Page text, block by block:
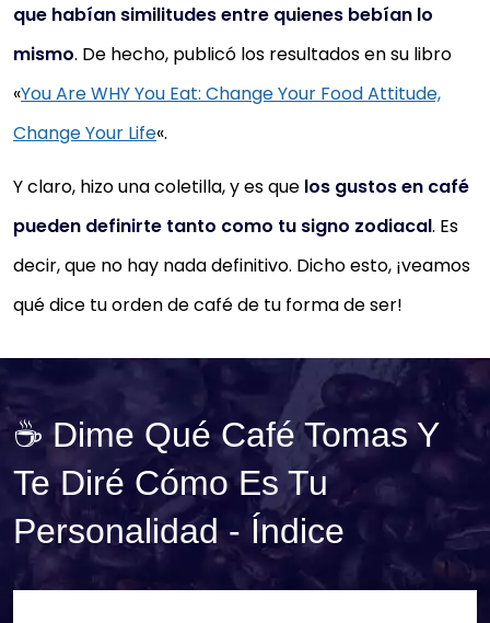
que habían similitudes entre quienes bebían lo
mismo. De hecho, publicó los resultados en su libro
«You Are WHY You Eat: Change Your Food Attitude,
Change Your Life«.
Y claro, hizo una coletilla, y es que los gustos en café
pueden definirte tanto como tu signo zodiacal. Es
decir, que no hay nada definitivo. Dicho esto, ¡veamos
qué dice tu orden de café de tu forma de ser!
☕ Dime Qué Café Tomas Y
Te Diré Cómo Es Tu
Personalidad - Índice